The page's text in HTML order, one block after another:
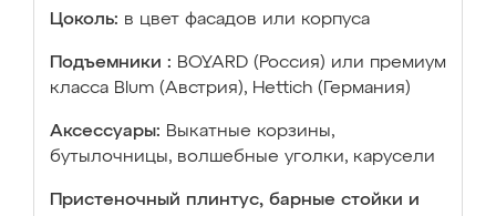
Цоколь: в цвет фасадов или корпуса
Подъемники : BOYARD (Россия) или премиум
класса Blum (Австрия), Hettich (Германия)
Аксессуары: Выкатные корзины,
бутылочницы, волшебные уголки, карусели
Пристеночный плинтус, барные стойки и